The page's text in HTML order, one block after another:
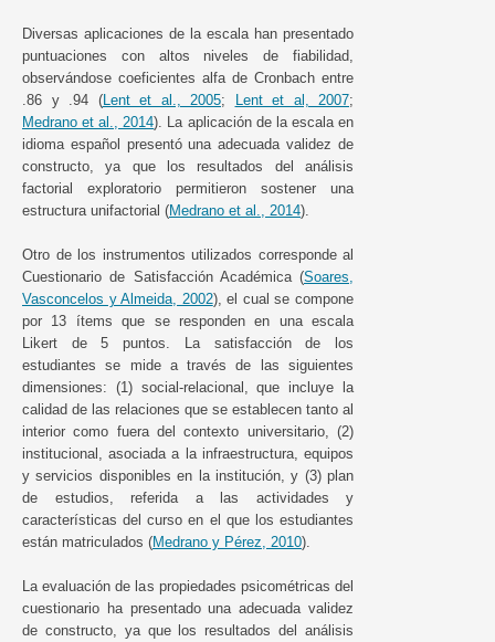
Diversas aplicaciones de la escala han presentado
puntuaciones con altos niveles de fiabilidad,
observándose coeficientes alfa de Cronbach entre
.86 y .94 (Lent et al., 2005; Lent et al, 2007;
Medrano et al., 2014). La aplicación de la escala en
idioma español presentó una adecuada validez de
constructo, ya que los resultados del análisis
factorial exploratorio permitieron sostener una
estructura unifactorial (Medrano et al., 2014).
Otro de los instrumentos utilizados corresponde al
Cuestionario de Satisfacción Académica (Soares,
Vasconcelos y Almeida, 2002), el cual se compone
por 13 ítems que se responden en una escala
Likert de 5 puntos. La satisfacción de los
estudiantes se mide a través de las siguientes
dimensiones: (1) social-relacional, que incluye la
calidad de las relaciones que se establecen tanto al
interior como fuera del contexto universitario, (2)
institucional, asociada a la infraestructura, equipos
y servicios disponibles en la institución, y (3) plan
de estudios, referida a las actividades y
características del curso en el que los estudiantes
están matriculados (Medrano y Pérez, 2010).
La evaluación de las propiedades psicométricas del
cuestionario ha presentado una adecuada validez
de constructo, ya que los resultados del análisis